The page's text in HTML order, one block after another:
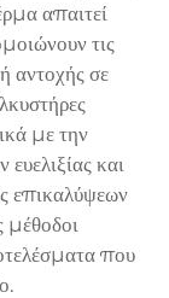
απαιτεί
τις
αντοχής σε
με την
και
επικαλύψεων
μέθοδοι
που